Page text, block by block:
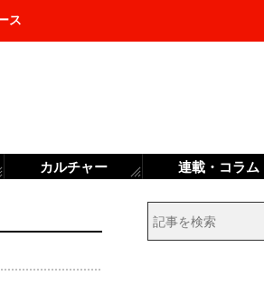
ス
カルチャー 連載・コラム